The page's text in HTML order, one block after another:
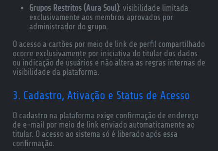
Grupos Restritos (Aura Soul): visibilidade limitada
exclusivamente aos membros aprovados por
administrador do grupo.
O acesso a cartões por meio de link de perfil compartilhado
ocorre exclusivamente por iniciativa do titular dos dados
ou indicação de usuários e não altera as regras internas de
visibilidade da plataforma.
3. Cadastro, Ativação e Status de Acesso
O cadastro na plataforma exige confirmação de endereço
de e-mail por meio de link enviado automaticamente ao
titular. O acesso ao sistema só é liberado após essa
confirmação.